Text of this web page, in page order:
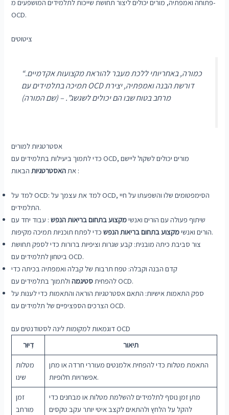
פתוחה ואמפתיה, מורים יכולים ליצור תחושת שייכות לתלמידים המושפעים מ-
OCD.
ציטוטים
“כמורה, באחריותי ללכת מעבר להוראת מקצועות אקדמיים.
תמיכה בתלמידים עם OCD דורשת הבנה ואמפתיה, יצירת
מרחב בטוח שבו הם יכולים לשגשג”. – (שם המורה)
אסטרטגיות למורים
כדי לתמוך ביעילות בתלמידים עם OCD, מורים יכולים לשקול ליישם
אתהאסטרטגיות הבאות :
למד על OCD: למד את עצמך על OCD, הסימפטומים שלו והשפעתו על חיי
התלמידים.
שיתוף פעולה עם הורים ואנשימקצוע בתחום בריאות הנפש: עבוד יחד עם
הורים ואנשימקצוע בתחום בריאות הנפש
כדי לפתח תוכניות תמיכה מקיפות.
צור סביבת כיתה מובנית: קבע שגרות וציפיות ברורות כדי לספק תחושת
ביטחון לתלמידים עם OCD.
קדם הבנה וקבלה: טפח תרבות של קבלה ואמפתיה בכיתה כדי
להפחית סטיגמה
ולתמוך בתלמידים עם OCD.
ספק התאמות אישיות: התאם אסטרטגיות הוראה והתאמות כדי לענות על
הצרכים הספציפיים של תלמידים עם OCD.
דוגמאות למקומות לינה לסטודנטים עם OCD
דִיוּר
תיאור
מטלות
שינו
התאמת מטלות כדי להפחית אלמנטים מעוררי חרדה או מתן
אפשרויות חלופיות.
זמן
מורחב
מתן זמן נוסף לתלמידים להשלמת מטלות או מבחנים כדי
להקל על הלחץ ולהתאים לקצב איטי יותר עקב טקסים